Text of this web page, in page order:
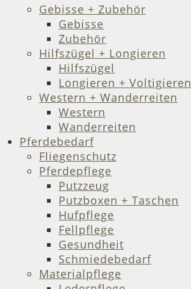
Gebisse + Zubehör
Gebisse
Zubehör
Hilfszügel + Longieren
Hilfszügel
Longieren + Voltigieren
Western + Wanderreiten
Western
Wanderreiten
Pferdebedarf
Fliegenschutz
Pferdepflege
Putzzeug
Putzboxen + Taschen
Hufpflege
Fellpflege
Gesundheit
Schmiedebedarf
Materialpflege